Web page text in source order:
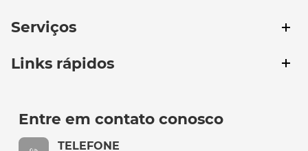
Serviços
Links rápidos
Entre em contato conosco
TELEFONE